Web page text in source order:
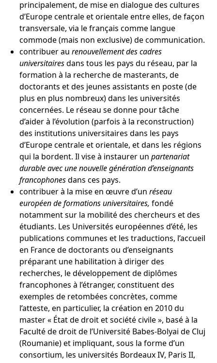
principalement, de mise en dialogue des cultures
d’Europe centrale et orientale entre elles, de façon
transversale, via le français comme langue
commode (mais non exclusive) de communication.
contribuer au renouvellement des cadres
universitairesdans tous les pays du réseau, par la
formation à la recherche de masterants, de
doctorants et des jeunes assistants en poste (de
plus en plus nombreux) dans les universités
concernées. Le réseau se donne pour tâche
d’aider à l’évolution (parfois à la reconstruction)
des institutions universitaires dans les pays
d’Europe centrale et orientale, et dans les régions
qui la bordent. Il vise à instaurer un partenariat
durable avec une nouvelle génération d’enseignants
francophonesdans ces pays.
contribuer à la mise en œuvre d’un réseau
européen de formations universitaires, fondé
notamment sur la mobilité des chercheurs et des
étudiants. Les Universités européennes d’été, les
publications communes et les traductions, l’accueil
en France de doctorants ou d’enseignants
préparant une habilitation à diriger des
recherches, le développement de diplômes
francophones à l’étranger, constituent des
exemples de retombées concrètes, comme
l’atteste, en particulier, la création en 2010 du
master « État de droit et société civile », basé à la
Faculté de droit de l’Université Babes-Bolyai de Cluj
(Roumanie) et impliquant, sous la forme d’un
consortium, les universités Bordeaux IV, Paris II,